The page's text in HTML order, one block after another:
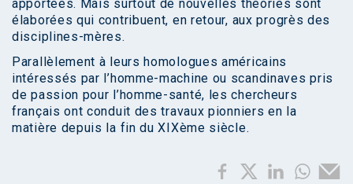
apportées. Mais surtout de nouvelles théories sont
élaborées qui contribuent, en retour, aux progrès des
disciplines-mères.
Parallèlement à leurs homologues américains
intéressés par l’homme-machine ou scandinaves pris
de passion pour l’homme-santé, les chercheurs
français ont conduit des travaux pionniers en la
matière depuis la fin du XIXème siècle.